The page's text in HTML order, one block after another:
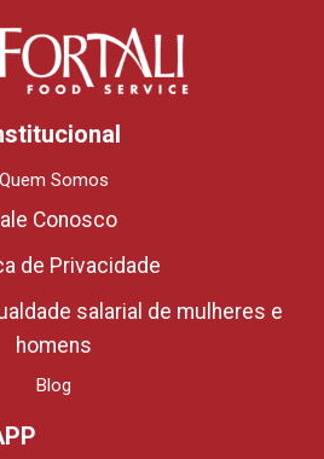
Quem Somos
Conosco
de Privacidade
salarial de mulheres e
homens
Blog